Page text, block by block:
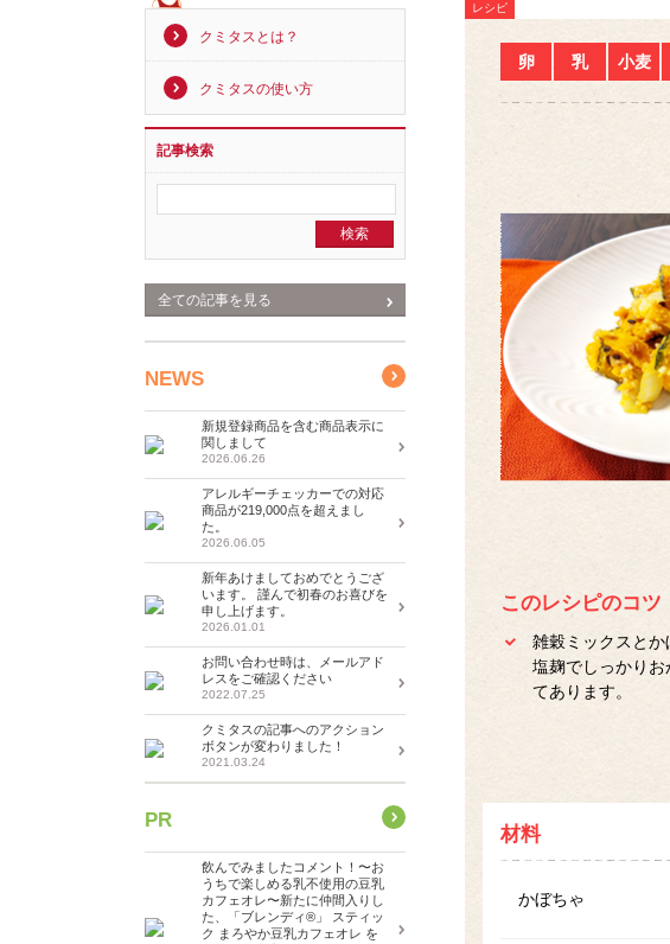
レシピ
卵 乳 小麦
このレシピのコツ
雑穀ミックスとか
塩麹でしっかり
てあります。
材料
かぼちゃ
クミタスとは？
クミタスの使い方
記事検索
全ての記事を見る
NEWS
新規登録商品を含む商品表示に
関しまして
2026.06.26
アレルギーチェッカーでの対応
商品が219,000点を超えまし
た。
2026.06.05
新年あけましておめでとうござ
います。 謹んで初春のお喜びを
申し上げます。
2026.01.01
お問い合わせ時は、メールアド
レスをご確認ください
2022.07.25
クミタスの記事へのアクション
ボタンが変わりました！
2021.03.24
PR
飲んでみましたコメント！〜お
うちで楽しめる乳不使用の豆乳
カフェオレ〜新たに仲間入りし
た、「ブレンディ®」 スティッ
ク まろやか豆乳カフェオレ を